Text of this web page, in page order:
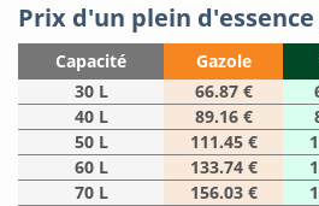
Prix d'un plein
Capacité Gazole
30 L
66.87 €
40 L
89.16 €
50 L
111.45 €
60 L
133.74 €
70 L
156.03 €